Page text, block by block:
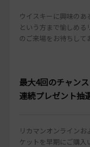
ウイスキーに興味の
という方まで愉しめ
のご来場をお待ちして
最大4回のチャン
連続プレゼント抽
リカマンオンライン
ケットを早期にご購